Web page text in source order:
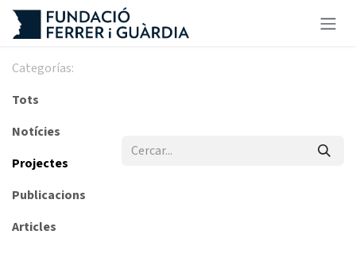
Skip to Content
Categorías:
Tots
Notícies
Projectes
Publicacions
Articles